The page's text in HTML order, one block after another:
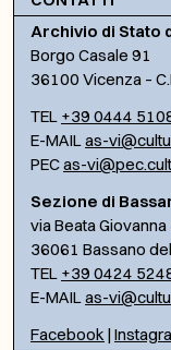
Archivio di Stato
Borgo Casale 91
36100 Vicenza –
TEL +39 0444
E-MAILas-
PECas-
Sezione di
via Beata Giovanna
36061 Bassano
TEL +39 0424
E-MAILas-
Facebook |